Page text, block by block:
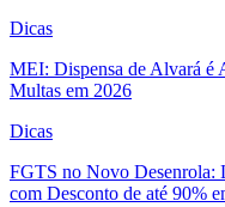
Dicas
MEI: Dispensa de Alvará é
Multas em 2026
Dicas
FGTS no Novo Desenrola:
com Desconto de até 90%